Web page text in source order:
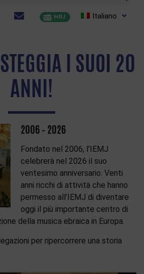
MRJ Italiano
I SUOI 20
ANNI!
2006 – 2026
Fondato nel 2006, l’IEMJ
celebrerà nel 2026 il suo
ventesimo anniversario. Venti
anni ricchi di attività che hanno
permesso all’IEMJ di diventare
oggi il più importante centro di
della musica ebraica in Europa.
per ripercorrere una storia